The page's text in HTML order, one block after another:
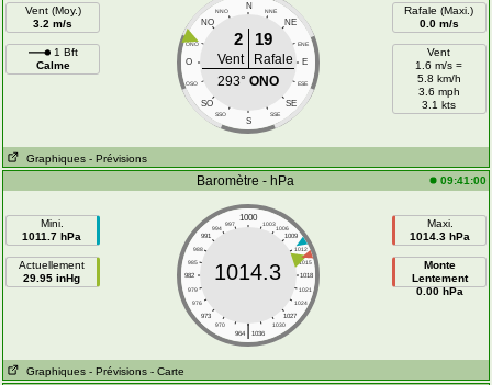
Vent (Moy.)
3.2 m/s
1 Bft
Calme
N
NNO NNE
NO NE
ONO ENE
O E
OSO ESE
SO SE
SSO SSE
S
2 19
Vent
Rafale
293° ONO
Rafale (Maxi.)
0.0 m/s
Vent
1.6 m/s =
5.8 km/h
3.6 mph
3.1 kts
Graphiques - Prévisions
Baromètre - hPa 09:41:00
Mini.
1011.7 hPa
Actuellement
29.95 inHg
1000
997 1003
994
1006
991
1009
988
1012
985
1015
982
1018
979
1021
976
1024
973
1027
970
1030
|
964 1036
1014.3
Maxi.
1014.3 hPa
Monte
Lentement
0.00 hPa
Graphiques - Prévisions - Carte